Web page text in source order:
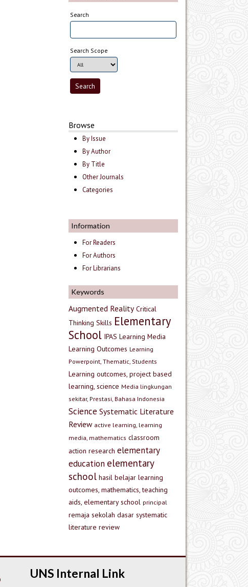
Search
Search Scope
Browse
By Issue
By Author
By Title
Other Journals
Categories
Information
For Readers
For Authors
For Librarians
Keywords
Augmented Reality Critical
Thinking Skills Elementary
School IPAS Learning Media
Learning Outcomes Learning
Powerpoint, Thematic, Students
Learning outcomes, project based
learning, science Media lingkungan
sekitar, Prestasi, Bahasa Indonesia
Science Systematic Literature
Review active learning, learning
media, mathematics classroom
action research elementary
education elementary
school hasil belajar learning
outcomes, mathematics, teaching
aids, elementary school principal
remaja sekolah dasar systematic
literature review
UNS Internal Link